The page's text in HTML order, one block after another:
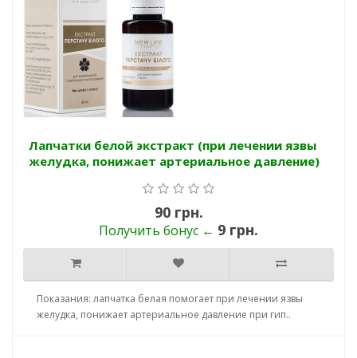
Лапчатки белой экстракт (при лечении язвы
желудка, понижает артериальное давление)
90 грн.
Получить бонус ← 9 грн.
Показания: лапчатка белая помогает при лечении язвы
желудка, понижает артериальное давление при гип..